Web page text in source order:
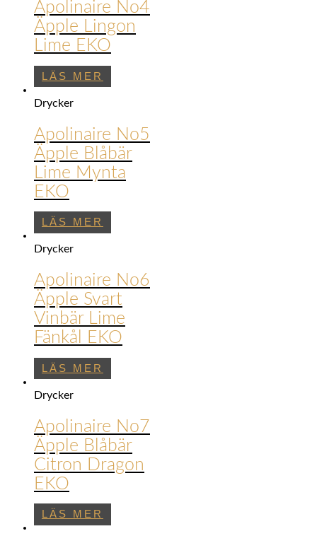
Apolinaire No4
Äpple Lingon
Lime EKO
LÄS MER
Drycker
Apolinaire No5
Äpple Blåbär
Lime Mynta
EKO
LÄS MER
Drycker
Apolinaire No6
Äpple Svart
Vinbär Lime
Fänkål EKO
LÄS MER
Drycker
Apolinaire No7
Äpple Blåbär
Citron Dragon
EKO
LÄS MER